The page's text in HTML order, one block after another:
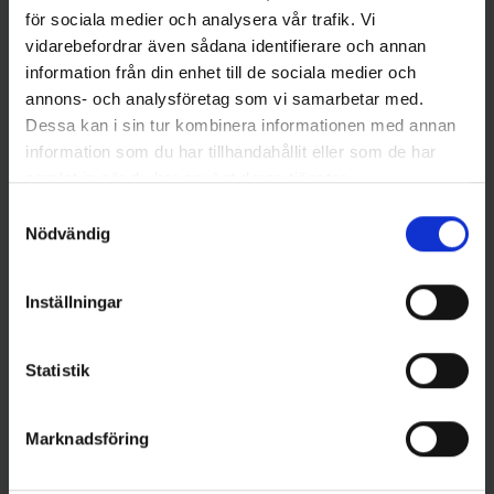
för sociala medier och analysera vår trafik. Vi
vidarebefordrar även sådana identifierare och annan
information från din enhet till de sociala medier och
annons- och analysföretag som vi samarbetar med.
Dessa kan i sin tur kombinera informationen med annan
information som du har tillhandahållit eller som de har
samlat in när du har använt deras tjänster.
Nödvändig
Inställningar
Statistik
Marknadsföring
Sölvkroken Stingsilda 125 gr -
Bohuspilken rostfri 150 gr
16 andra produkter i samma kategori: